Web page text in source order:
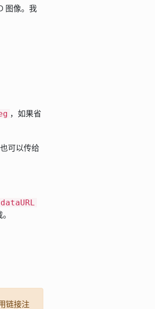
图像。我
，如果省
可以传给
dataURL
链接注